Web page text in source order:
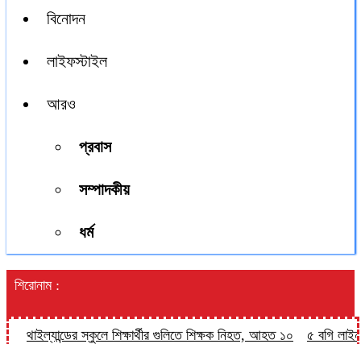
বিনোদন
লাইফস্টাইল
আরও
প্রবাস
সম্পাদকীয়
ধর্ম
শিরোনাম :
থাইল্যান্ডের স্কুলে শিক্ষার্থীর গুলিতে শিক্ষক নিহত, আহত ১০ ৫ বগি